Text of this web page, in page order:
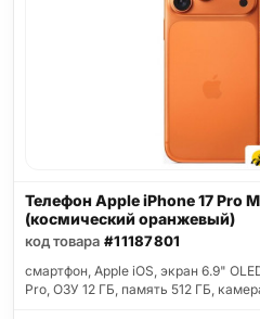
Телефон Apple iPhone 17 Pro
(космический оранжевый)
код товара #11187801
смартфон, Apple iOS, экран 6.9"
Pro, ОЗУ 12 ГБ, память 512 ГБ,